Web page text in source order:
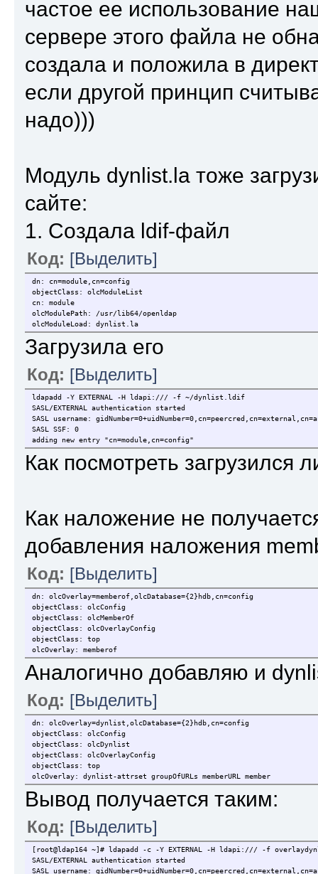
частое ее использование
сервере этого файла не
создала и положила в
если другой принцип
надо)))
Модуль dynlist.la тоже
сайте:
1. Создала ldif-файл
Код: [Выделить]
dn: cn=module,cn=config
objectClass: olcModuleList
cn: module
olcModulePath: /usr/lib64/openldap
olcModuleLoad: dynlist.la
Загрузила его
Код: [Выделить]
ldapadd -Y EXTERNAL -H ldapi:/// -f ~/dynlist.ldif
SASL/EXTERNAL authentication started
SASL username:
SASL SSF: 0
adding new entry "cn=module,cn=config"
Как посмотреть загрузился
Как наложение не
добавления наложения
Код: [Выделить]
dn: olcOverlay=memberof,olcDatabase={2}hdb,cn=config
objectClass: olcConfig
objectClass: olcMemberOf
objectClass: olcOverlayConfig
objectClass: top
olcOverlay: memberof
Аналогично добавляю и
Код: [Выделить]
dn: olcOverlay=dynlist,olcDatabase={2}hdb,cn=config
objectClass: olcConfig
objectClass: olcDynlist
objectClass: olcOverlayConfig
objectClass: top
olcOverlay: dynlist-attrset groupOfURLs memberURL member
Вывод получается таким:
Код: [Выделить]
[root@ldap164 ~]# ldapadd -c -Y EXTERNAL -H ldapi:/// -f
SASL/EXTERNAL authentication started
SASL username: